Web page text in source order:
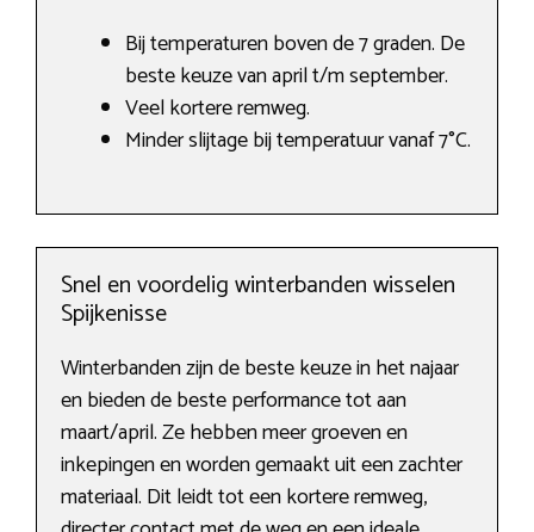
Bij temperaturen boven de 7 graden. De
beste keuze van april t/m september.
Veel kortere remweg.
Minder slijtage bij temperatuur vanaf 7°C.
Snel en voordelig winterbanden wisselen
Spijkenisse
Winterbanden zijn de beste keuze in het najaar
en bieden de beste performance tot aan
maart/april. Ze hebben meer groeven en
inkepingen en worden gemaakt uit een zachter
materiaal. Dit leidt tot een kortere remweg,